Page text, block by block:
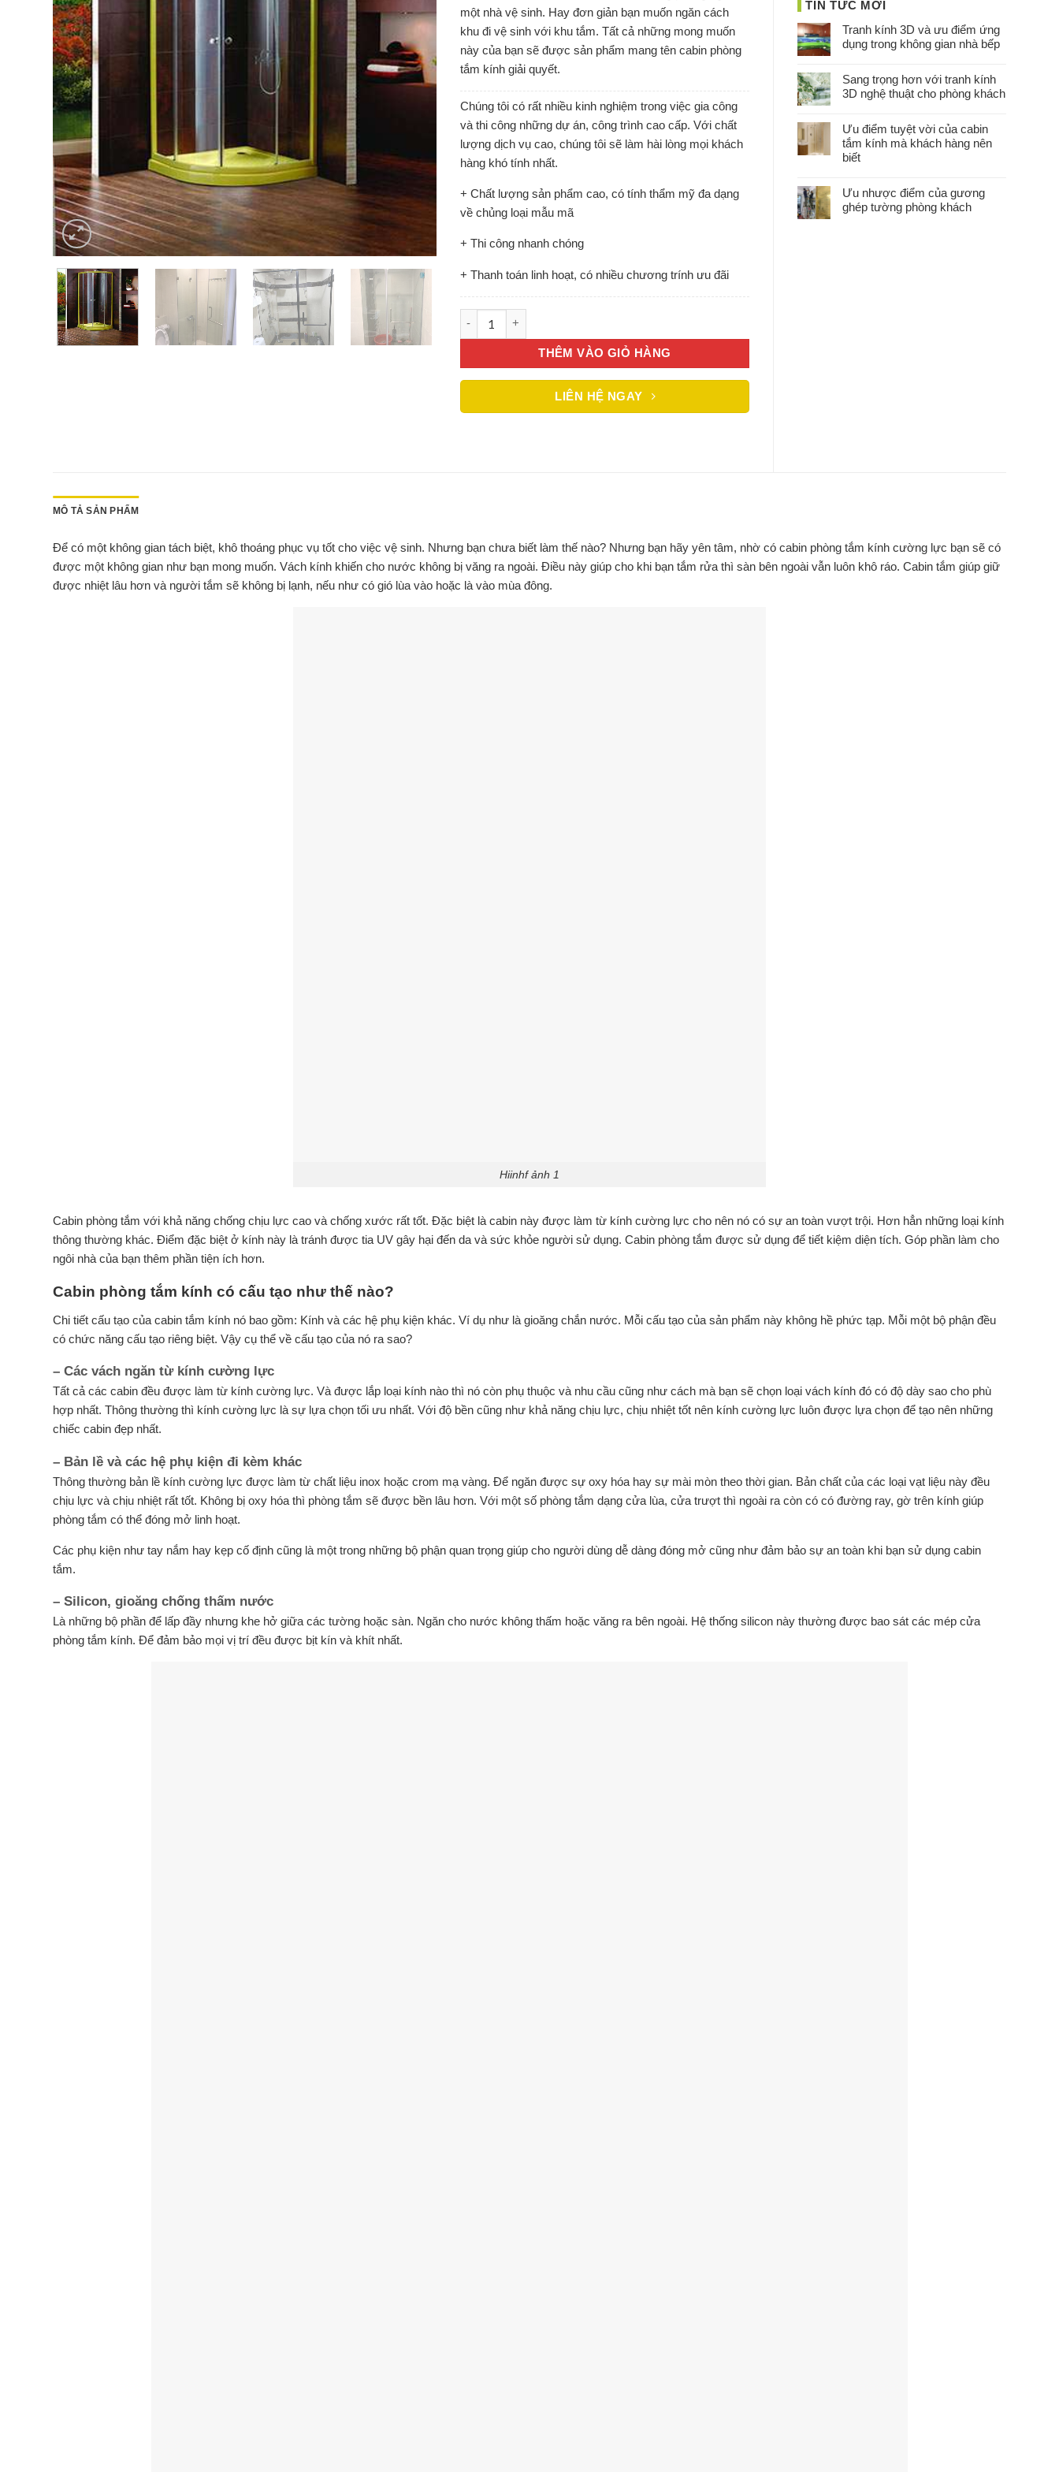
một nhà vệ sinh. Hay đơn giản bạn muốn ngăn cách
khu đi vệ sinh với khu tắm. Tất cả những mong muốn
này của bạn sẽ được sản phẩm mang tên cabin phòng
tắm kính giải quyết.
Chúng tôi có rất nhiều kinh nghiệm trong việc gia công
và thi công những dự án, công trình cao cấp. Với chất
lượng dịch vụ cao, chúng tôi sẽ làm hài lòng mọi khách
hàng khó tính nhất.
+ Chất lượng sản phẩm cao, có tính thẩm mỹ đa dạng
về chủng loại mẫu mã
+ Thi công nhanh chóng
+ Thanh toán linh hoạt, có nhiều chương trính ưu đãi
THÊM VÀO GIỎ HÀNG
LIÊN HỆ NGAY
TIN TỨC MỚI
Tranh kính 3D và ưu điểm ứng
dụng trong không gian nhà bếp
Sang trọng hơn với tranh kính
3D nghệ thuật cho phòng khách
Ưu điểm tuyệt vời của cabin
tắm kính mà khách hàng nên
biết
Ưu nhược điểm của gương
ghép tường phòng khách
MÔ TẢ SẢN PHẨM
Để có một không gian tách biệt, khô thoáng phục vụ tốt cho việc vệ sinh. Nhưng bạn chưa biết làm thế nào? Nhưng bạn hãy yên tâm, nhờ có cabin phòng tắm kính cường lực bạn sẽ có
được một không gian như bạn mong muốn. Vách kính khiến cho nước không bị văng ra ngoài. Điều này giúp cho khi bạn tắm rửa thì sàn bên ngoài vẫn luôn khô ráo. Cabin tắm giúp giữ
được nhiệt lâu hơn và người tắm sẽ không bị lạnh, nếu như có gió lùa vào hoặc là vào mùa đông.
Hiinhf ảnh 1
Cabin phòng tắm với khả năng chống chịu lực cao và chống xước rất tốt. Đặc biệt là cabin này được làm từ kính cường lực cho nên nó có sự an toàn vượt trội. Hơn hẳn những loại kính
thông thường khác. Điểm đặc biệt ở kính này là tránh được tia UV gây hại đến da và sức khỏe người sử dụng. Cabin phòng tắm được sử dụng để tiết kiệm diện tích. Góp phần làm cho
ngôi nhà của bạn thêm phần tiện ích hơn.
Cabin phòng tắm kính có cấu tạo như thế nào?
Chi tiết cấu tạo của cabin tắm kính nó bao gồm: Kính và các hệ phụ kiện khác. Ví dụ như là gioăng chắn nước. Mỗi cấu tạo của sản phẩm này không hề phức tạp. Mỗi một bộ phận đều
có chức năng cấu tạo riêng biệt. Vậy cụ thể về cấu tạo của nó ra sao?
– Các vách ngăn từ kính cường lực
Tất cả các cabin đều được làm từ kính cường lực. Và được lắp loại kính nào thì nó còn phụ thuộc và nhu cầu cũng như cách mà bạn sẽ chọn loại vách kính đó có độ dày sao cho phù
hợp nhất. Thông thường thì kính cường lực là sự lựa chọn tối ưu nhất. Với độ bền cũng như khả năng chịu lực, chịu nhiệt tốt nên kính cường lực luôn được lựa chọn để tạo nên những
chiếc cabin đẹp nhất.
– Bản lề và các hệ phụ kiện đi kèm khác
Thông thường bản lề kính cường lực được làm từ chất liệu inox hoặc crom mạ vàng. Để ngăn được sự oxy hóa hay sự mài mòn theo thời gian. Bản chất của các loại vạt liệu này đều
chịu lực và chịu nhiệt rất tốt. Không bị oxy hóa thì phòng tắm sẽ được bền lâu hơn. Với một số phòng tắm dạng cửa lùa, cửa trượt thì ngoài ra còn có có đường ray, gờ trên kính giúp
phòng tắm có thể đóng mở linh hoạt.
Các phụ kiện như tay nắm hay kẹp cố định cũng là một trong những bộ phận quan trọng giúp cho người dùng dễ dàng đóng mở cũng như đảm bảo sự an toàn khi bạn sử dụng cabin
tắm.
– Silicon, gioăng chống thấm nước
Là những bộ phần để lấp đầy nhưng khe hở giữa các tường hoặc sàn. Ngăn cho nước không thấm hoặc văng ra bên ngoài. Hệ thống silicon này thường được bao sát các mép cửa
phòng tắm kính. Để đảm bảo mọi vị trí đều được bịt kín và khít nhất.